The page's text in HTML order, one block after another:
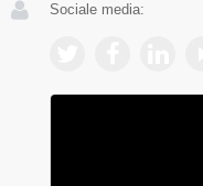
Sociale media: